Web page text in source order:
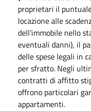
proprietari il
locazione alle
dell’immobile nello
eventuali danni), il
delle spese legali in
per sfratto. Negli
contratti di affitto
offrono particolari
appartamenti.